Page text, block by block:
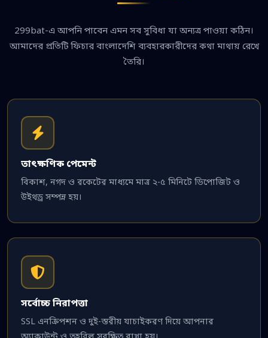
299bat-এ আপনি পাবেন এমন সব সুবিধা যা অন্যত্র পাওয়া কঠিন।
আমাদের প্রতিটি ফিচার বাংলাদেশি ব্যবহারকারীদের কথা মাথায় রেখে
তৈরি।
তাৎক্ষণিক পেমেন্ট
বিকাশ, নগদ ও রকেটের মাধ্যমে মাত্র ২-৫ মিনিটে ডিপোজিট ও
উইথড্র সম্পন্ন হয়।
সর্বোচ্চ নিরাপত্তা
SSL এনক্রিপশন ও দুই-স্তরীয় যাচাইকরণ দিয়ে আপনার